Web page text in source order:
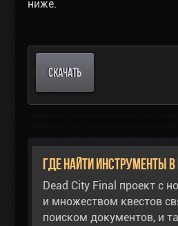
ниже.
СКАЧАТЬ
Где найти инструменты
Dead City Final проект с
и множеством квестов
поиском документов, и